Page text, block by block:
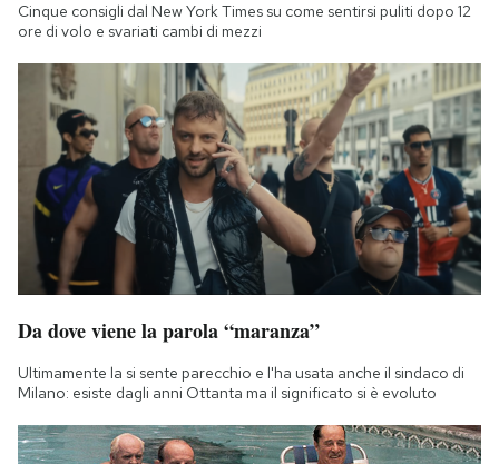
Cinque consigli dal New York Times su come sentirsi puliti dopo 12
ore di volo e svariati cambi di mezzi
Da dove viene la parola “maranza”
Ultimamente la si sente parecchio e l'ha usata anche il sindaco di
Milano: esiste dagli anni Ottanta ma il significato si è evoluto